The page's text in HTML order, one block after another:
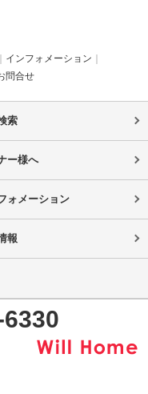
インフォメーション
問合せ
索
ー様へ
ォメーション
報